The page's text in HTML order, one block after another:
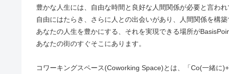
豊かな人生には、自由な時間と良好な人間関係が必要と言われ
自由にはたらき、さらに人との出会いがあり、人間関係を構築
あなたの人生を豊かにする、それを実現できる場所が
あなたの街のすぐそこにあります。
コワーキングスペース(Coworking Space)とは、「Co(一緒に